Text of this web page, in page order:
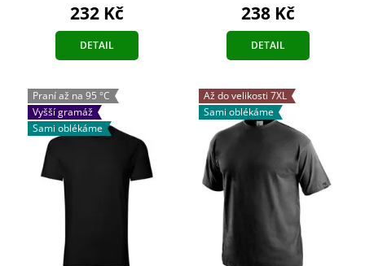
232 Kč
DETAIL
238 Kč
DETAIL
Praní až na 95 °C
Vyšší gramáž
Sami oblékáme
Až do velikosti 7XL
Sami oblékáme